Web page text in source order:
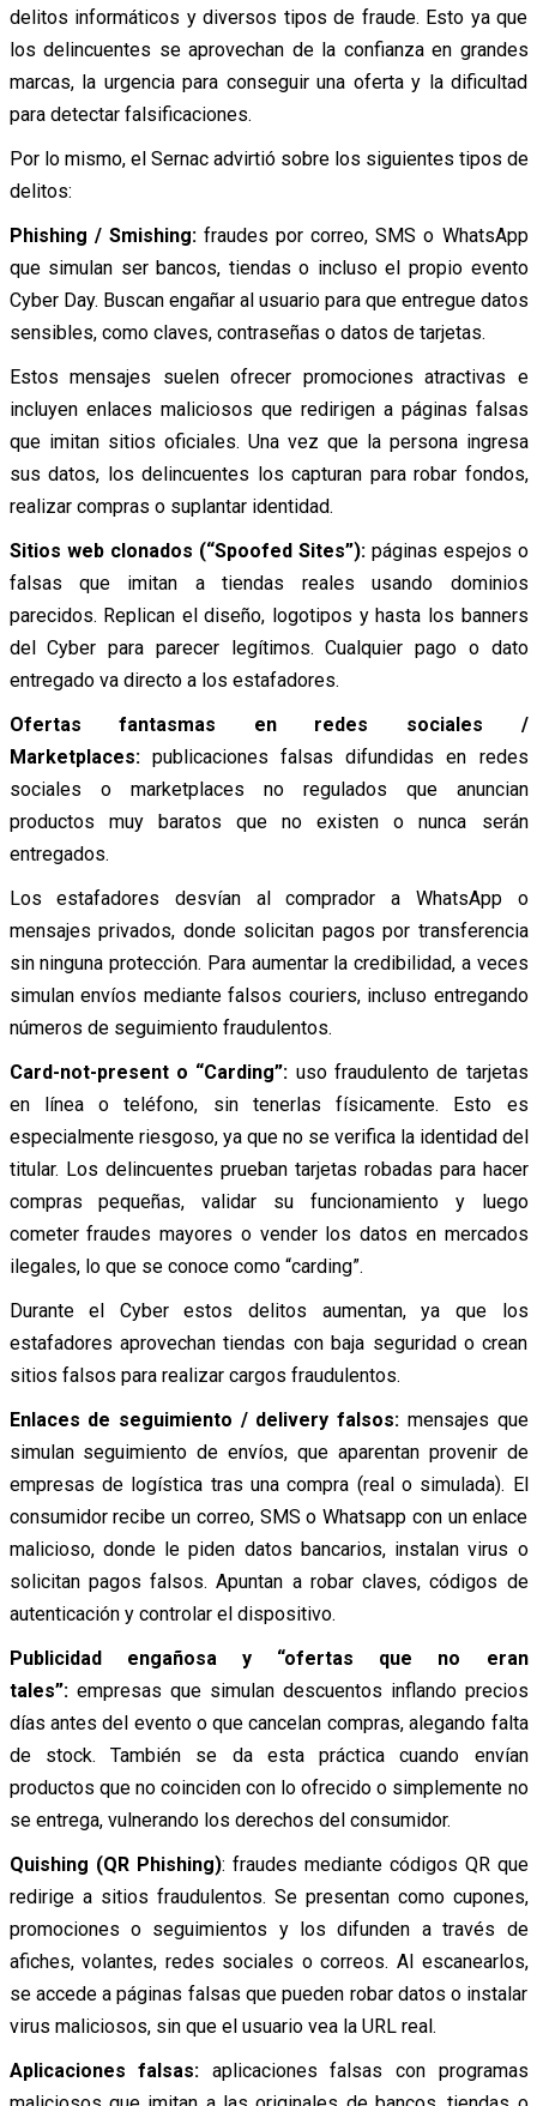
delitos informáticos y diversos tipos de fraude. Esto ya que
los delincuentes se aprovechan de la confianza en grandes
marcas, la urgencia para conseguir una oferta y la dificultad
para detectar falsificaciones.
Por lo mismo, el Sernac advirtió sobre los siguientes tipos de
delitos:
Phishing / Smishing:fraudes por correo, SMS o WhatsApp
que simulan ser bancos, tiendas o incluso el propio evento
Cyber Day. Buscan engañar al usuario para que entregue datos
sensibles, como claves, contraseñas o datos de tarjetas.
Estos mensajes suelen ofrecer promociones atractivas e
incluyen enlaces maliciosos que redirigen a páginas falsas
que imitan sitios oficiales. Una vez que la persona ingresa
sus datos, los delincuentes los capturan para robar fondos,
realizar compras o suplantar identidad.
Sitios web clonados (“Spoofed Sites”):páginas espejos o
falsas que imitan a tiendas reales usando dominios
parecidos. Replican el diseño, logotipos y hasta los banners
del Cyber para parecer legítimos. Cualquier pago o dato
entregado va directo a los estafadores.
Ofertas fantasmas en redes sociales /
Marketplaces:publicaciones falsas difundidas en redes
sociales o marketplaces no regulados que anuncian
productos muy baratos que no existen o nunca serán
entregados.
Los estafadores desvían al comprador a WhatsApp o
mensajes privados, donde solicitan pagos por transferencia
sin ninguna protección. Para aumentar la credibilidad, a veces
simulan envíos mediante falsos couriers, incluso entregando
números de seguimiento fraudulentos.
Card-not-present o “Carding”: uso fraudulento de tarjetas
en línea o teléfono, sin tenerlas físicamente. Esto es
especialmente riesgoso, ya que no se verifica la identidad del
titular. Los delincuentes prueban tarjetas robadas para hacer
compras pequeñas, validar su funcionamiento y luego
cometer fraudes mayores o vender los datos en mercados
ilegales, lo que se conoce como “carding”.
Durante el Cyber estos delitos aumentan, ya que los
estafadores aprovechan tiendas con baja seguridad o crean
sitios falsos para realizar cargos fraudulentos.
Enlaces de seguimiento / delivery falsos: mensajes que
simulan seguimiento de envíos, que aparentan provenir de
empresas de logística tras una compra (real o simulada). El
consumidor recibe un correo, SMS o Whatsapp con un enlace
malicioso, donde le piden datos bancarios, instalan virus o
solicitan pagos falsos. Apuntan a robar claves, códigos de
autenticación y controlar el dispositivo.
Publicidad engañosa y “ofertas que no eran
tales”:empresas que simulan descuentos inflando precios
días antes del evento o que cancelan compras, alegando falta
de stock. También se da esta práctica cuando envían
productos que no coinciden con lo ofrecido o simplemente no
se entrega, vulnerando los derechos del consumidor.
Quishing (QR Phishing): fraudes mediante códigos QR que
redirige a sitios fraudulentos. Se presentan como cupones,
promociones o seguimientos y los difunden a través de
afiches, volantes, redes sociales o correos. Al escanearlos,
se accede a páginas falsas que pueden robar datos o instalar
virus maliciosos, sin que el usuario vea la URL real.
Aplicaciones falsas: aplicaciones falsas con programas